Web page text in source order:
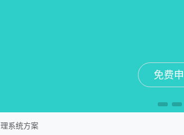
免费
免费
免费
免费
系统方案